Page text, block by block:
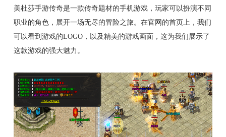
美杜莎手游传奇是一款传奇题材的手机游戏，玩家可以扮演不同
职业的角色，展开一场无尽的冒险之旅。在官网的首页上，我们
可以看到游戏的LOGO，以及精美的游戏画面，这为我们展示了
这款游戏的强大魅力。